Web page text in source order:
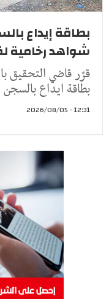
بطاقة إيداع
شواهد رخامية
قرّر قاضي التحقيق
بطاقة ايداع
12:31 - 2026/08/05